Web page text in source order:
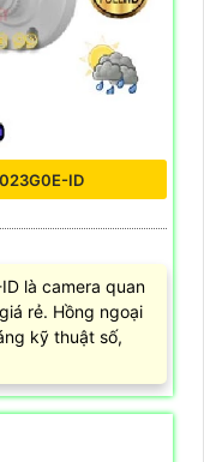
ID
là camera quan
rẻ. Hồng ngoại
kỹ thuật số,